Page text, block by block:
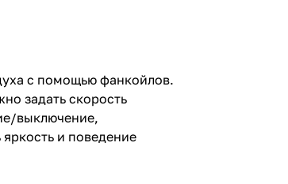
с помощью фанкойлов.
задать скорость
выключение,
и поведение